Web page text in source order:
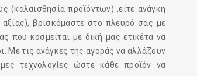
(καλαισθησία προϊόντων) ,είτε ανάγκη
αξίας), βρισκόμαστε στο πλευρό σας με
που κοσμείται με δική μας ετικέτα να
Με τις ανάγκες της αγοράς να αλλάζουν
τεχνολογίες ώστε κάθε προϊόν να